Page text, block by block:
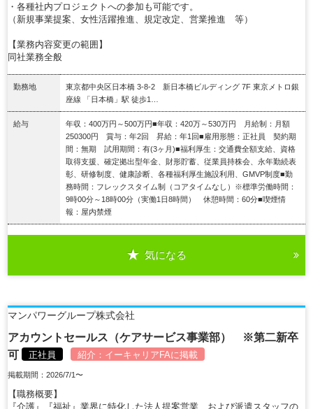
・各種社内プロジェクトへの参加も可能です。
（新規事業提案、女性活躍推進、規定改定、営業推進 等）
【業務内容変更の範囲】
同社業務全般
勤務地
東京都中央区日本橋 3-8-2 新日本橋ビルディング 7F 東京メトロ銀
座線 「日本橋」駅 徒歩1…
給与
年収：400万円～500万円■年収：420万～530万円 月給制：月額
250300円 賞与：年2回 昇給：年1回■雇用形態：正社員 契約期
間：無期 試用期間：有(3ヶ月)■福利厚生：交通費全額支給、資格
取得支援、確定拠出型年金、財形貯蓄、従業員持株会、永年勤続表
彰、研修制度、健康診断、各種福利厚生施設利用、GMVP制度■勤
務時間：フレックスタイム制（コアタイムなし）※標準労働時間：
9時00分～18時00分（実働1日8時間） 休憩時間：60分■喫煙情
報：屋内禁煙
気になる
マンパワーグループ株式会社
アカウントセールス（ケアサービス事業部） ※第二新卒
可
正社員 紹介： イーキャリアFAに掲載
掲載期間：2026/7/1〜
【職務概要】
『介護』『福祉』業界に特化した法人提案営業、および派遣スタッフの